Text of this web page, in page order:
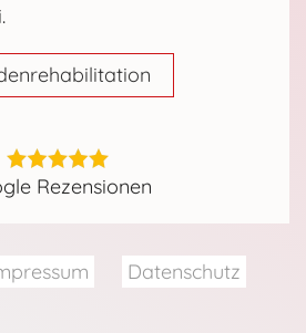
Rezensionen
Datenschutz